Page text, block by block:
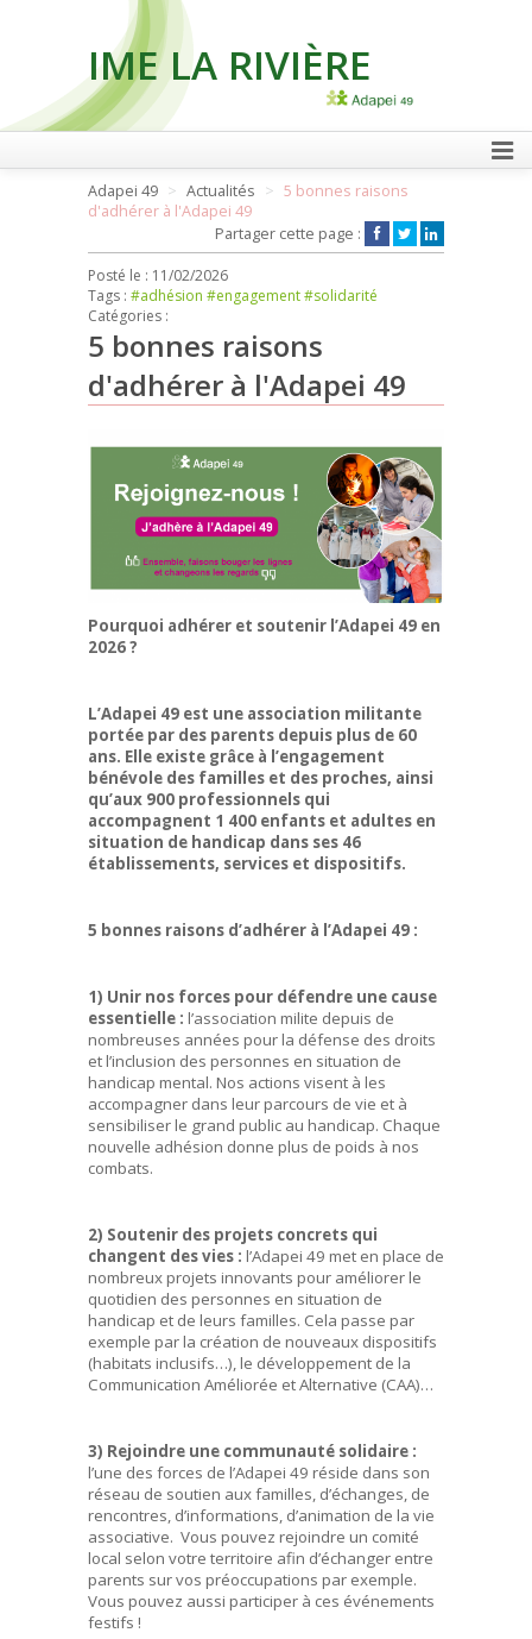
IME LA RIVIÈRE
FAIRE UN DON
Adapei 49 Actualités
5 bonnes raisons
d'adhérer à l'Adapei 49
Partager cette page :
Posté le : 11/02/2026
Tags : #adhésion #engagement#solidarité
Catégories :
5 bonnes raisons
d'adhérer à l'Adapei 49
Pourquoi adhérer et soutenir l’Adapei 49 en
2026 ?
L’Adapei 49 est une association militante
portée par des parents depuis plus de 60
ans. Elle existe grâce à l’engagement
bénévole des familles et des proches, ainsi
qu’aux 900 professionnels qui
accompagnent 1 400 enfants et adultes en
situation de handicap dans ses 46
établissements, services et dispositifs.
5 bonnes raisons d’adhérer à l’Adapei 49 :
1) Unir nos forces pour défendre une cause
essentielle : l’association milite depuis de
nombreuses années pour la défense des droits
et l’inclusion des personnes en situation de
handicap mental. Nos actions visent à les
accompagner dans leur parcours de vie et à
sensibiliser le grand public au handicap. Chaque
nouvelle adhésion donne plus de poids à nos
combats.
2) Soutenir des projets concrets qui
changent des vies : l’Adapei 49 met en place de
nombreux projets innovants pour améliorer le
quotidien des personnes en situation de
handicap et de leurs familles. Cela passe par
exemple par la création de nouveaux dispositifs
(habitats inclusifs…), le développement de la
Communication Améliorée et Alternative (CAA)…
3) Rejoindre une communauté solidaire :
l’une des forces de l’Adapei 49 réside dans son
réseau de soutien aux familles, d’échanges, de
rencontres, d’informations, d’animation de la vie
associative. Vous pouvez rejoindre un comité
local selon votre territoire afin d’échanger entre
parents sur vos préoccupations par exemple.
Vous pouvez aussi participer à ces événements
festifs !